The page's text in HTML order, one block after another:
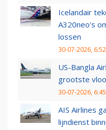
Icelandair
A320neo's
lossen
30-07-2026, 6:52
US-Bangla
grootste
30-07-2026, 6:45
AIS Airlines
lijndienst